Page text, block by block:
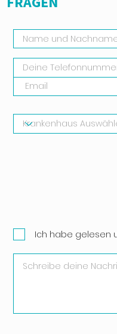
Ich habe gelesen